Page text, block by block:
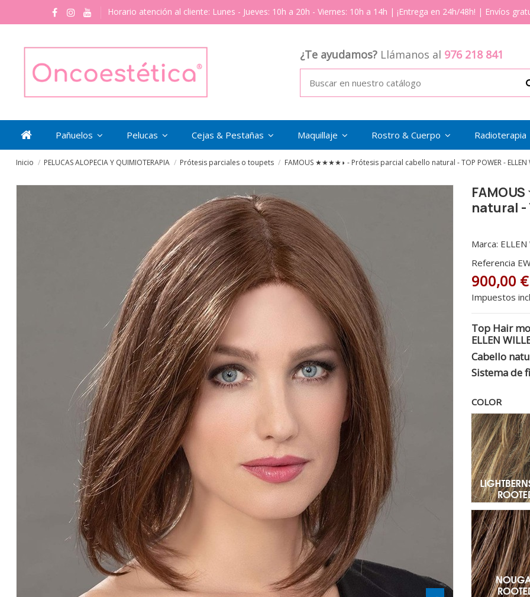
Horario atención al cliente: Lunes - Jueves: 10h a 20h - Viernes: 10h a 14h | ¡Entrega en 24h/48h! | Envíos
¿Te ayudamos? Llámanos al 976 218 841
Pañuelos Pelucas Cejas & Pestañas Maquillaje Rostro & Cuerpo Radioterapia
Inicio PELUCAS ALOPECIA Y QUIMIOTERAPIA Prótesis parciales o toupets FAMOUS ★★★★◗ - Prótesis parcial cabello natural - TOP POWER - ELLEN
natural -
Marca: ELLEN
Referencia
900,00 €
Impuestos
Top Hair
ELLEN
Cabello
Sistema de
COLOR